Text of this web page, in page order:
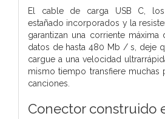
El cable de carga USB C,
estañado incorporados y la
garantizan una corriente máxima
datos de hasta 480 Mb / s, deje
cargue a una velocidad
mismo tiempo transfiere muchas
canciones.
Conector construido